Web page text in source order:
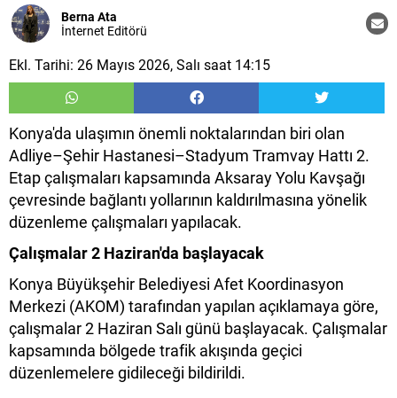
Berna Ata
İnternet Editörü
Ekl. Tarihi: 26 Mayıs 2026, Salı saat 14:15
Konya'da ulaşımın önemli noktalarından biri olan
Adliye–Şehir Hastanesi–Stadyum Tramvay Hattı 2.
Etap çalışmaları kapsamında Aksaray Yolu Kavşağı
çevresinde bağlantı yollarının kaldırılmasına yönelik
düzenleme çalışmaları yapılacak.
Çalışmalar 2 Haziran'da başlayacak
Konya Büyükşehir Belediyesi Afet Koordinasyon
Merkezi (AKOM) tarafından yapılan açıklamaya göre,
çalışmalar 2 Haziran Salı günü başlayacak. Çalışmalar
kapsamında bölgede trafik akışında geçici
düzenlemelere gidileceği bildirildi.